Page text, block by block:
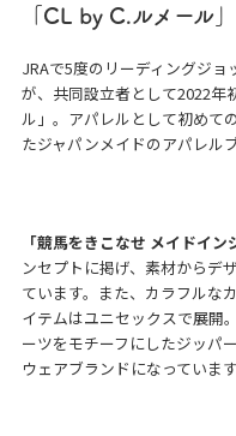
「CL by C.ルメール
JRAで5度のリーディングジ
が、共同設立者として2022年
ル」。アパレルとして初めて
たジャパンメイドのアパレル
「競馬をきこなせ メイドイ
ンセプトに掲げ、素材からデ
ています。また、カラフルな
イテムはユニセックスで展開
ーツをモチーフにしたジッパ
ウェアブランドになっています